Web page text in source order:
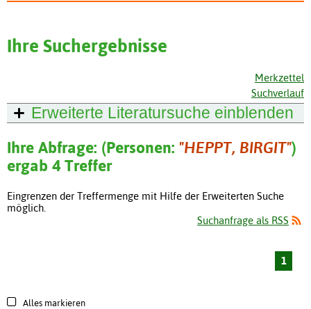
Ihre Suchergebnisse
Merkzettel
Suchverlauf
Erweiterte Literatursuche einblenden
Ihre Abfrage: (Personen: "HEPPT, BIRGIT")
ergab 4 Treffer
Eingrenzen der Treffermenge mit Hilfe der Erweiterten Suche
möglich.
Suchanfrage als RSS
1
Alles markieren